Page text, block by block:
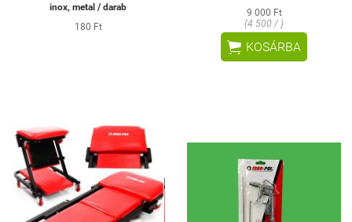
inox, metal / darab
180 Ft
9 000 Ft
(4 500 / )
 KOSÁRBA